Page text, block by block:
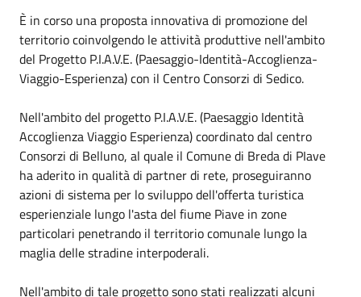
È in corso una proposta innovativa di promozione del
territorio coinvolgendo le attività produttive nell'ambito
del Progetto P.I.A.V.E. (Paesaggio-Identità-Accoglienza-
Viaggio-Esperienza) con il Centro Consorzi di Sedico.
Nell'ambito del progetto P.I.A.V.E. (Paesaggio Identità
Accoglienza Viaggio Esperienza) coordinato dal centro
Consorzi di Belluno, al quale il Comune di Breda di PIave
ha aderito in qualità di partner di rete, proseguiranno
azioni di sistema per lo sviluppo dell'offerta turistica
esperienziale lungo l'asta del fiume Piave in zone
particolari penetrando il territorio comunale lungo la
maglia delle stradine interpoderali.
Nell'ambito di tale progetto sono stati realizzati alcuni